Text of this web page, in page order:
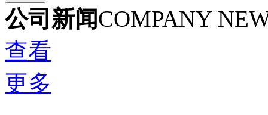
公司新闻COMPANY
查看
更多